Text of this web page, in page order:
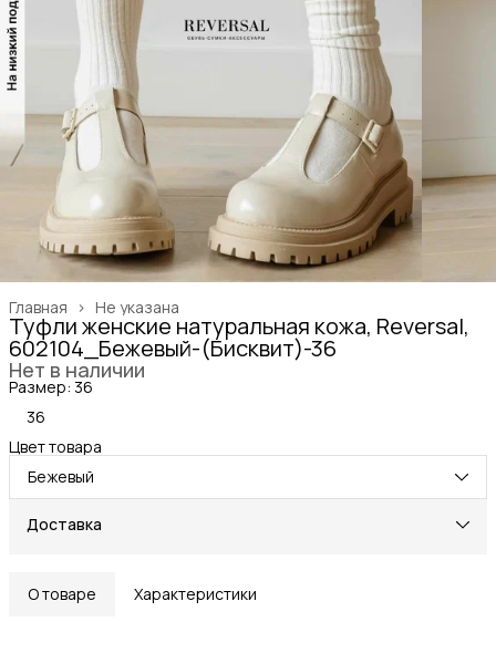
Не указана
Главная ›
Туфли женские натуральная кожа, Reversal,
602104_Бежевый-(Бисквит)-36
Нет в наличии
Размер: 36
36
Цвет товара
Бежевый
Доставка
О товаре Характеристики